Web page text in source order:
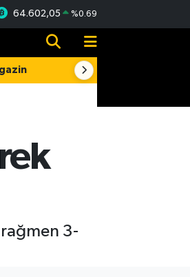
64.602,05 %0.69
Resmi İlanlar
rağmen 3-